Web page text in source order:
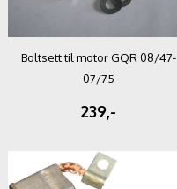
Boltsett til motor GQR 08/47-
07/75
239,-